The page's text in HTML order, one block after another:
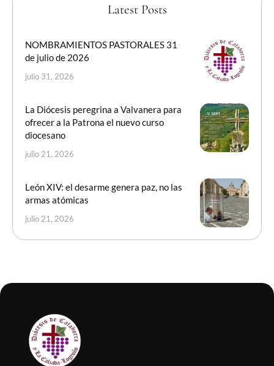
Latest Posts
NOMBRAMIENTOS PASTORALES 31
de julio de 2026
julio 31, 2026
La Diócesis peregrina a Valvanera para
ofrecer a la Patrona el nuevo curso
diocesano
julio 21, 2026
León XIV: el desarme genera paz, no las
armas atómicas
julio 21, 2026